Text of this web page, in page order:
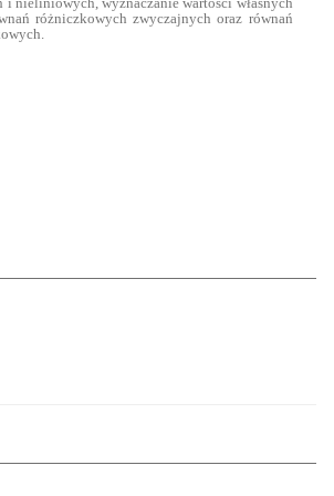
różniczkowych zwyczajnych oraz równań